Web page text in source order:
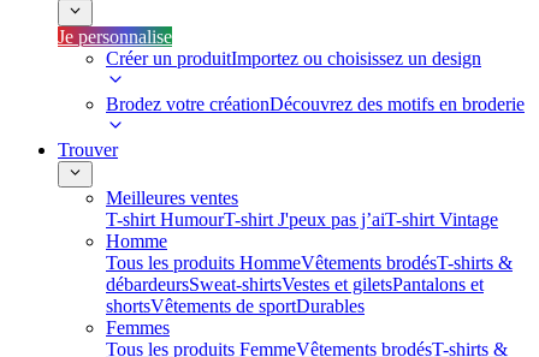
Je personnalise
Créer un produitImportez ou choisissez un design
Brodez votre créationDécouvrez des motifs en broderie
Trouver
Meilleures ventes
T-shirt HumourT-shirt J'peux pas j’aiT-shirt Vintage
Homme
Tous les produits HommeVêtements brodésT-shirts &
débardeursSweat-shirtsVestes et giletsPantalons et
shortsVêtements de sportDurables
Femmes
Tous les produits FemmeVêtements brodésT-shirts &